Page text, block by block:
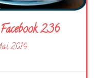
236
2019